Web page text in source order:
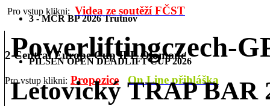
3 - MČR BP 2026 Trutnov
PILSEN OPEN DEADLIFT CUP 2026
Pro vstup klikni: Videa ze soutěží FČST
2 Central Europe Cup IPL Olomouc
Pro vstup klikni: Propozice On Line přihláška
Powerliftingczech-
Letovický TRAP BAR